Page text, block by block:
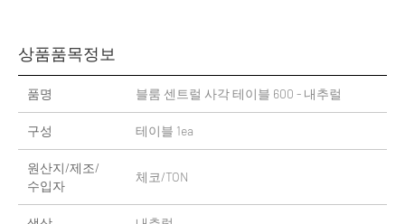
상품품목정보
품명 블룸 센트럴 사각 테이블 600 - 내추럴
구성 테이블 1ea
원산지/제조/
수입자
체코/TON